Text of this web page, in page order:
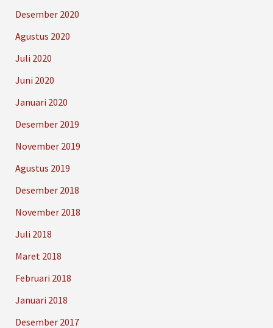
Desember 2020
Agustus 2020
Juli 2020
Juni 2020
Januari 2020
Desember 2019
November 2019
Agustus 2019
Desember 2018
November 2018
Juli 2018
Maret 2018
Februari 2018
Januari 2018
Desember 2017